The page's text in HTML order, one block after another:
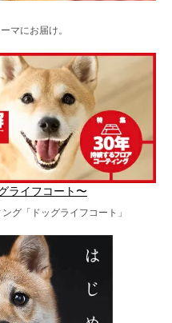
マにお届け。
ライフコート〜
グ「ドッグライフコート」